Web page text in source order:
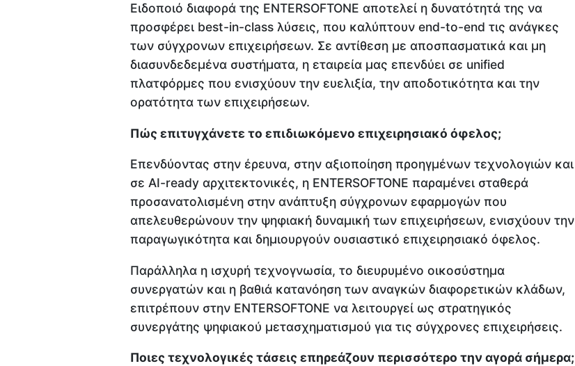
Ειδοποιό διαφορά της ENTERSOFTONE αποτελεί η δυνατότητά της να
προσφέρει best-in-class λύσεις, που καλύπτουν end-to-end τις ανάγκες
των σύγχρονων επιχειρήσεων. Σε αντίθεση με αποσπασματικά και μη
διασυνδεδεμένα συστήματα, η εταιρεία μας επενδύει σε unified
πλατφόρμες που ενισχύουν την ευελιξία, την αποδοτικότητα και την
ορατότητα των επιχειρήσεων.
Πώς επιτυγχάνετε το επιδιωκόμενο επιχειρησιακό όφελος;
Επενδύοντας στην έρευνα, στην αξιοποίηση προηγμένων τεχνολογιών και
σε AI-ready αρχιτεκτονικές, η ENTERSOFTONE παραμένει σταθερά
προσανατολισμένη στην ανάπτυξη σύγχρονων εφαρμογών που
απελευθερώνουν την ψηφιακή δυναμική των επιχειρήσεων, ενισχύουν την
παραγωγικότητα και δημιουργούν ουσιαστικό επιχειρησιακό όφελος.
Παράλληλα η ισχυρή τεχνογνωσία, το διευρυμένο οικοσύστημα
συνεργατών και η βαθιά κατανόηση των αναγκών διαφορετικών κλάδων,
επιτρέπουν στην ENTERSOFTONE να λειτουργεί ως στρατηγικός
συνεργάτης ψηφιακού μετασχηματισμού για τις σύγχρονες επιχειρήσεις.
Ποιες τεχνολογικές τάσεις επηρεάζουν περισσότερο την αγορά σήμερα;